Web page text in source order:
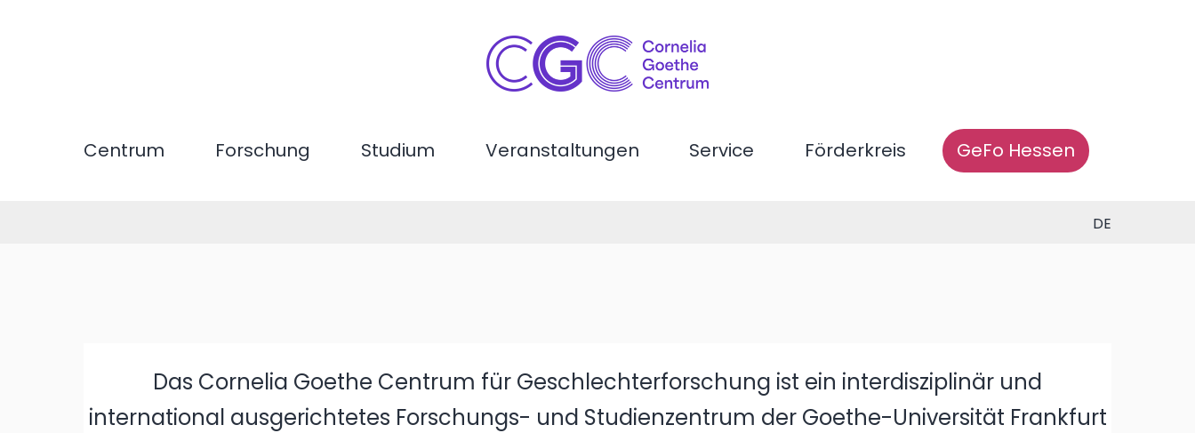
Centrum Forschung Studium Veranstaltungen Service Förderkreis GeFo Hessen
DE
Das Cornelia Goethe Centrum für Geschlechterforschung ist ein interdisziplinär und
international ausgerichtetes Forschungs- und Studienzentrum der Goethe-Universität Frankfurt